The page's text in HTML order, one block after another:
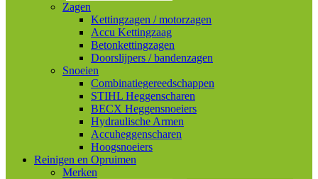
Zagen
Kettingzagen / motorzagen
Accu Kettingzaag
Betonkettingzagen
Doorslijpers / bandenzagen
Snoeien
Combinatiegereedschappen
STIHL Heggenscharen
BECX Heggensnoeiers
Hydraulische Armen
Accuheggenscharen
Hoogsnoeiers
Reinigen en Opruimen
Merken